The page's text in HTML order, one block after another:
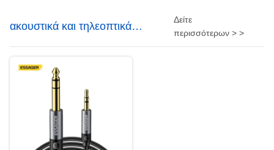
ακουστικά και τηλεοπτικά
καλώδια
Δείτε
περισσότερων > >